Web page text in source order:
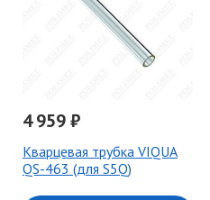
4 959 ₽
Кварцевая трубка VIQUA
QS-463 (для S5Q)